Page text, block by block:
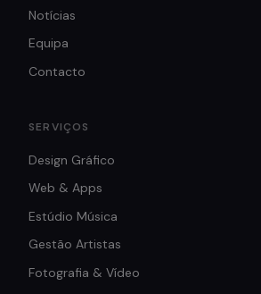
Notícias
Equipa
Contacto
SERVIÇOS
Design Gráfico
Web & Apps
Estúdio Música
Gestão Artistas
Fotografia & Vídeo